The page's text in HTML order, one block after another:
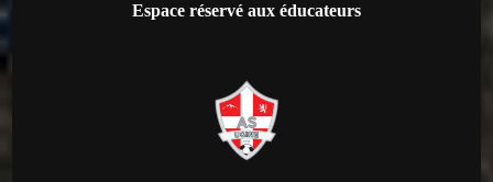
Espace réservé aux éducateurs